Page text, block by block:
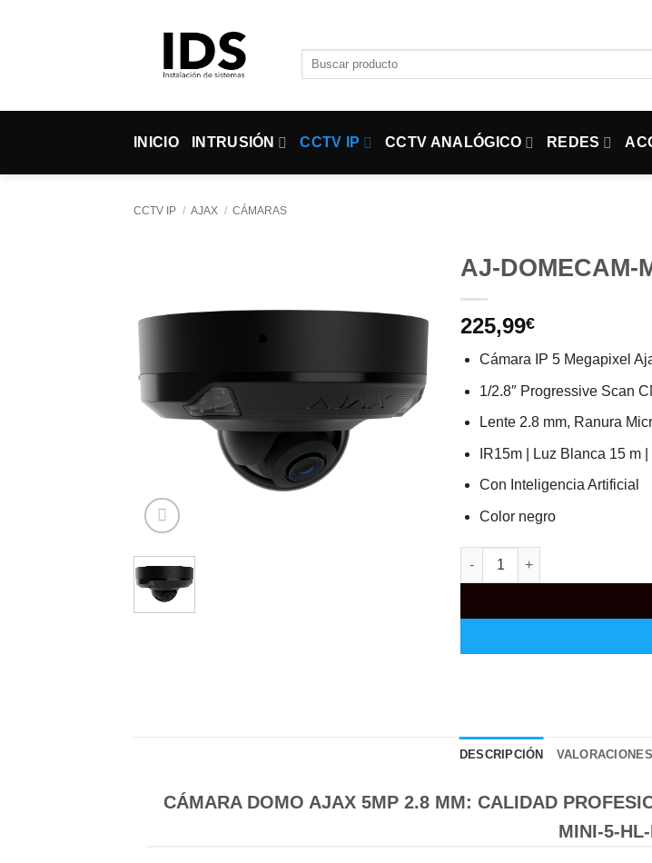
Buscar
INICIO INTRUSIÓN CCTV IP CCTV ANALÓGICO REDES
CCTV IP / AJAX / CÁMARAS
AJ-DOMECAM-
225,99€
Cámara IP 5 Megapixel
1/2.8″ Progressive Scan
Lente 2.8 mm, Ranura
IR15m | Luz Blanca 15 m
Con Inteligencia Artificial
Color negro
AJ-DOMECAM-MINI-5-HL-B
DESCRIPCIÓN
CÁMARA DOMO AJAX 5MP 2.8 MM: CALIDAD
MINI-5-